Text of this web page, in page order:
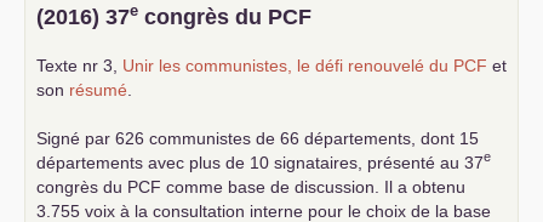
(2016) 37e congrès du PCF
Texte nr 3, Unir les communistes, le défi renouvelé du PCF et
son résumé
Signé par 626 communistes de 66 départements, dont 15
départements avec plus de 10 signataires, présenté au 37e
congrès du PCF comme base de discussion. Il a obtenu
3.755 voix à la consultation interne pour le choix de la base